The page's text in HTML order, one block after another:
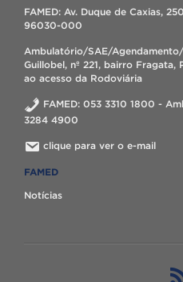
FAMED: Av. Duque de Caxias,
96030-000
Ambulatório/SAE/
Guillobel, nº 221, bairro
ao acesso da Rodoviária
FAMED: 053 3310 1800 -
3284 4900
clique para ver o e-mail
FAMED
Notícias